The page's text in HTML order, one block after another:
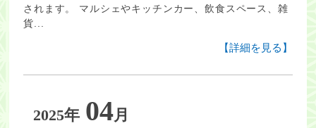
されます。 マルシェやキッチンカー、飲食スペース、雑
貨...
【詳細を見る】
2025年 04月